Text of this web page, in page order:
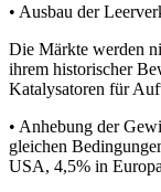
• Ausbau der
Die Märkte werden
ihrem historischer
Katalysatoren für
• Anhebung der
gleichen
USA, 4,5% in